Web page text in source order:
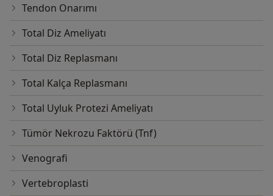
Tendon Onarımı
Total Diz Ameliyatı
Total Diz Replasmanı
Total Kalça Replasmanı
Total Uyluk Protezi Ameliyatı
Tümör Nekrozu Faktörü (Tnf)
Venografi
Vertebroplasti